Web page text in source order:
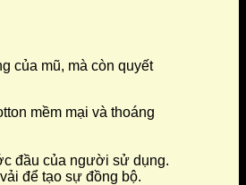
của mũ, mà còn quyết
mềm mại và thoáng
đầu của người sử dụng.
để tạo sự đồng bộ.